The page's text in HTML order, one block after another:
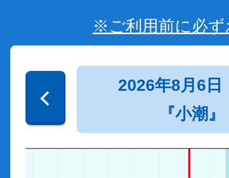
※ご利用前に必
2026年8月6日
『小潮』